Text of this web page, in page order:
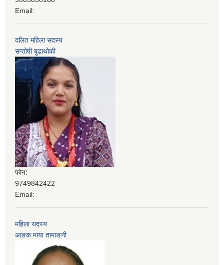
Email:
दलित महिला सदस्य
सन्तोषी बुढाथोकी
फोन:
9749842422
Email:
महिला सदस्य
आङक माया तामाङनी